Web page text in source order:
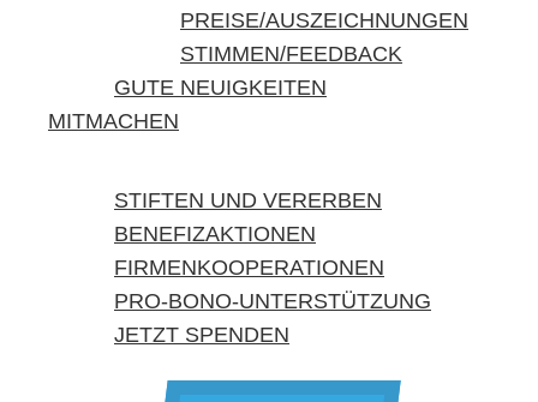
PREISE/AUSZEICHNUNGEN
STIMMEN/FEEDBACK
GUTE NEUIGKEITEN
MITMACHEN
STIFTEN UND VERERBEN
BENEFIZAKTIONEN
FIRMENKOOPERATIONEN
PRO-BONO-UNTERSTÜTZUNG
JETZT SPENDEN